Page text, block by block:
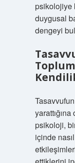
psikolojiye
duygusal
dengeyi
psikoloji,
içinde